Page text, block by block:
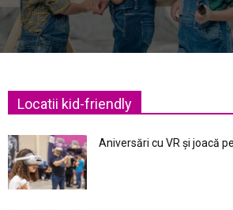
Locatii kid-friendly
Aniversări cu VR și joacă